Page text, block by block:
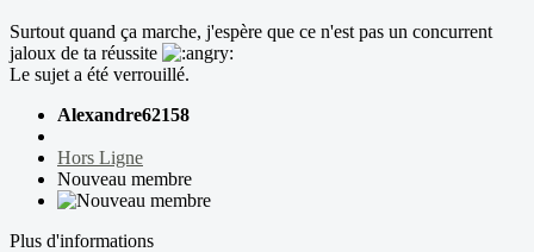
Surtout quand ça marche, j'espère que ce n'est pas un concurrent
jaloux de ta réussite
Le sujet a été verrouillé.
Alexandre62158
Hors Ligne
Nouveau membre
Plus d'informations